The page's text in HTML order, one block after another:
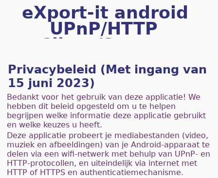
eXport-it android
UPnP/HTTP
Client/Server
Privacybeleid (Met ingang van
15 juni 2023)
Bedankt voor het gebruik van deze applicatie! We
hebben dit beleid opgesteld om u te helpen
begrijpen welke informatie deze applicatie gebruikt
en welke keuzes u heeft.
Deze applicatie probeert je mediabestanden (video,
muziek en afbeeldingen) van je Android-apparaat te
delen via een wifi-netwerk met behulp van UPnP- en
HTTP-protocollen, en uiteindelijk via internet met
HTTP of HTTPS en authenticatiemechanisme.